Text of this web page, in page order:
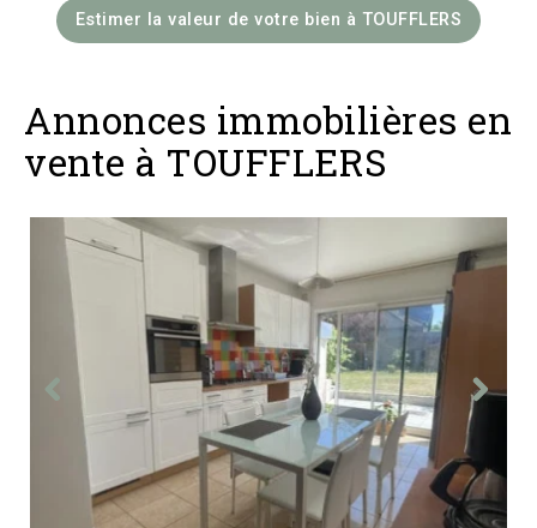
Estimer la valeur de votre bien à TOUFFLERS
Annonces immobilières en
vente à TOUFFLERS